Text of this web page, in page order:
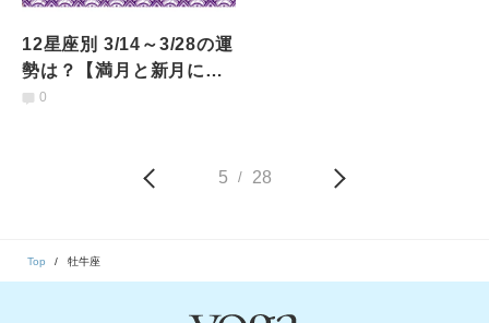
12星座別 3/14～3/28の運
勢は？【満月と新月に更
新！インド占星術】
0
5 / 28
Top 牡牛座